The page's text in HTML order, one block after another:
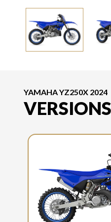
YAMAHA YZ250X 2024